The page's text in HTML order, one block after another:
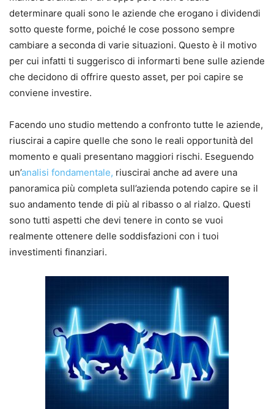
determinare quali sono le aziende che erogano i dividendi
sotto queste forme, poiché le cose possono sempre
cambiare a seconda di varie situazioni. Questo è il motivo
per cui infatti ti suggerisco di informarti bene sulle aziende
che decidono di offrire questo asset, per poi capire se
conviene investire.
Facendo uno studio mettendo a confronto tutte le aziende,
riuscirai a capire quelle che sono le reali opportunità del
momento e quali presentano maggiori rischi. Eseguendo
un’analisi fondamentale, riuscirai anche ad avere una
panoramica più completa sull’azienda potendo capire se il
suo andamento tende di più al ribasso o al rialzo. Questi
sono tutti aspetti che devi tenere in conto se vuoi
realmente ottenere delle soddisfazioni con i tuoi
investimenti finanziari.